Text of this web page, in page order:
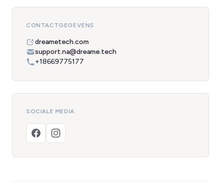
CONTACTGEGEVENS
dreametech.com
support.na@dreame.tech
+18669775177
SOCIALE MEDIA